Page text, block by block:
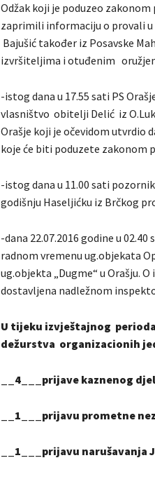
Odžak koji je poduzeo
zaprimili informaciju o provali
Bajušić također iz Posavske
izvršiteljima i otuđenim
-istog dana u 17.55 sati PS
vlasništvo obitelji Delić iz
Orašje koji je očevidom utvrdio
koje će biti poduzete zakonom
-istog dana u 11.00 sati
godišnju Haseljićku iz Brčkog
-dana 22.07.2016 godine u
radnom vremenu ug.objekata
ug.objekta „Dugme“ u Orašju.
dostavljena nadležnom
U tijeku izvještajnog
dežurstva organizacionih
__1___prijavu prometne
__1___prijavu narušavanja